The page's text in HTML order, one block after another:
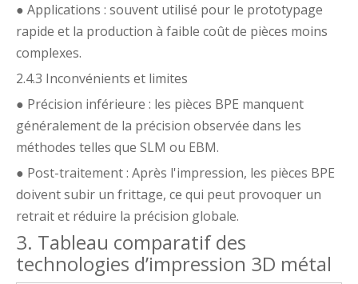
● Applications : souvent utilisé pour le prototypage
rapide et la production à faible coût de pièces moins
complexes.
2.4.3 Inconvénients et limites
● Précision inférieure : les pièces BPE manquent
généralement de la précision observée dans les
méthodes telles que SLM ou EBM.
● Post-traitement : Après l'impression, les pièces BPE
doivent subir un frittage, ce qui peut provoquer un
retrait et réduire la précision globale.
3. Tableau comparatif des
technologies d’impression 3D métal